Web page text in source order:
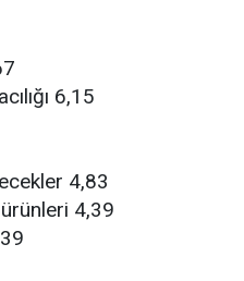
6,15
4,83
4,39